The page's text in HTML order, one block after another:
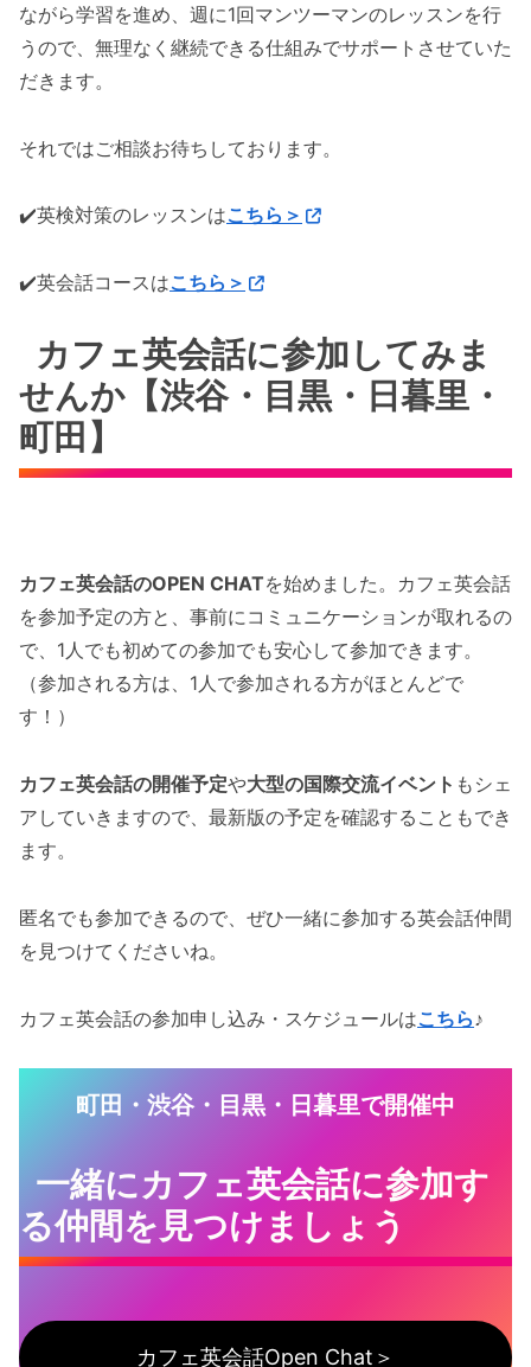
ながら学習を進め、週に1回マンツーマンのレッスンを行
うので、無理なく継続できる仕組みでサポートさせていた
だきます。
それではご相談お待ちしております。
✔️英検対策のレッスンはこちら＞
✔️英会話コースはこちら＞
カフェ英会話に参加してみま
せんか【渋谷・目黒・日暮里・
町田】
カフェ英会話のOPEN CHATを始めました。カフェ英会話
を参加予定の方と、事前にコミュニケーションが取れるの
で、1人でも初めての参加でも安心して参加できます。
（参加される方は、1人で参加される方がほとんどで
す！）
カフェ英会話の開催予定や大型の国際交流イベント もシェ
アしていきますので、最新版の予定を確認することもでき
ます。
匿名でも参加できるので、ぜひ一緒に参加する英会話仲間
を見つけてくださいね。
カフェ英会話の参加申し込み・スケジュールはこちら♪
町田・渋谷・目黒・日暮里で開催中
一緒にカフェ英会話に参加す
る仲間を見つけましょう
カフェ英会話Open Chat＞